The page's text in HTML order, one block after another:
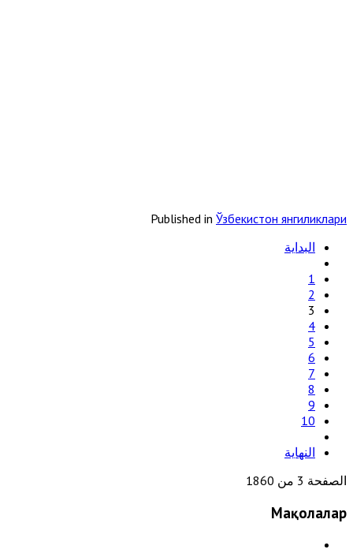
Published in Ўзбекистон янгиликлари
البداية
1
2
3
4
5
6
7
8
9
10
النهاية
الصفحة 3 من 1860
Мақолалар